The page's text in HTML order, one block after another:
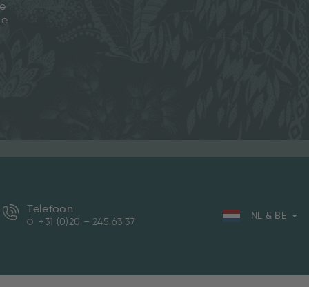
Telefoon
+31 (0)20 – 245 63 37
NL & BE